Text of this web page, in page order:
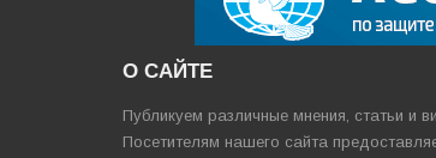
О САЙТЕ
Публикуем различные мнения, статьи и
Посетителям нашего сайта